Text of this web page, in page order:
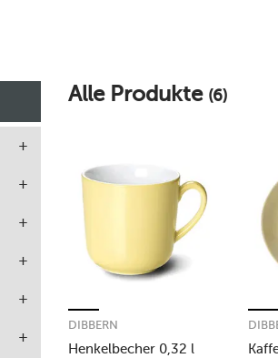
Alle Produkte (6)
Henkelbecher 0,32 l
DIBBERN